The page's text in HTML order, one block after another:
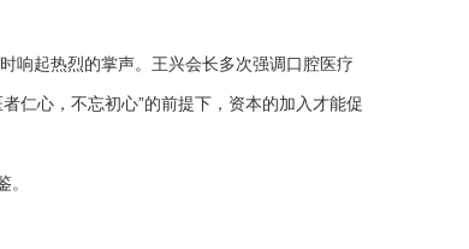
响起热烈的掌声。王兴会长多次强调口腔医疗
仁心，不忘初心”的前提下，资本的加入才能促